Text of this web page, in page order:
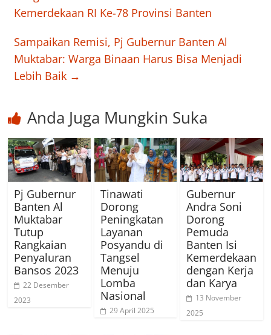
Kemerdekaan RI Ke-78 Provinsi Banten
Sampaikan Remisi, Pj Gubernur Banten Al
Muktabar: Warga Binaan Harus Bisa Menjadi
Lebih Baik →
Anda Juga Mungkin Suka
Pj Gubernur
Banten Al
Muktabar
Tutup
Rangkaian
Penyaluran
Bansos 2023
22 Desember
2023
Tinawati
Dorong
Peningkatan
Layanan
Posyandu di
Tangsel
Menuju
Lomba
Nasional
29 April 2025
Gubernur
Andra Soni
Dorong
Pemuda
Banten Isi
Kemerdekaan
dengan Kerja
dan Karya
13 November
2025